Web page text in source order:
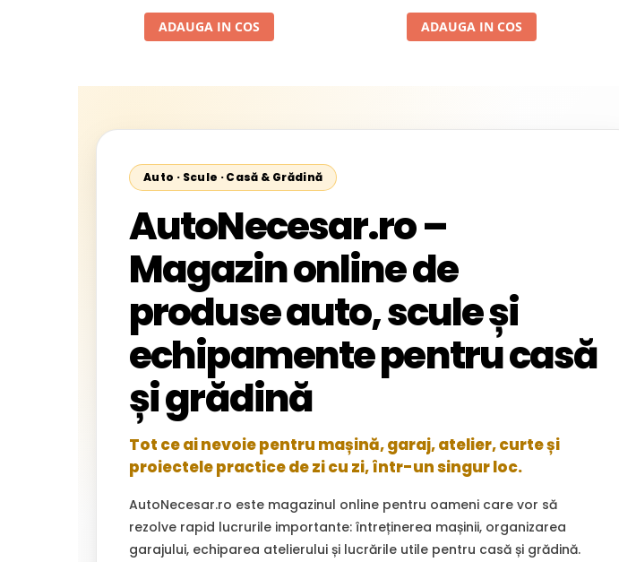
ADAUGA IN COS
31mm
ADAUGA IN COS
Auto · Scule · Casă & Grădină
AutoNecesar.ro –
Magazin online de
produse auto, scule și
echipamente pentru casă
și grădină
Tot ce ai nevoie pentru mașină, garaj, atelier, curte și
proiectele practice de zi cu zi, într-un singur loc.
AutoNecesar.ro este magazinul online pentru oameni care vor să
rezolve rapid lucrurile importante: întreținerea mașinii, organizarea
garajului, echiparea atelierului și lucrările utile pentru casă și grădină.